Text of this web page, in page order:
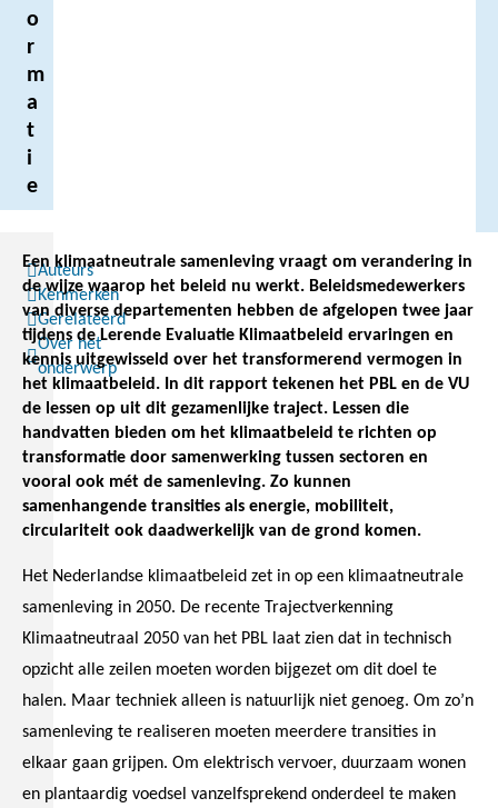
o
r
m
a
t
i
e
Auteurs
Kenmerken
Gerelateerd
Over het
onderwerp
Een klimaatneutrale samenleving vraagt om verandering in
de wijze waarop het beleid nu werkt. Beleidsmedewerkers
van diverse departementen hebben de afgelopen twee jaar
tijdens de Lerende Evaluatie Klimaatbeleid ervaringen en
kennis uitgewisseld over het transformerend vermogen in
het klimaatbeleid. In dit rapport tekenen het PBL en de VU
de lessen op uit dit gezamenlijke traject. Lessen die
handvatten bieden om het klimaatbeleid te richten op
transformatie door samenwerking tussen sectoren en
vooral ook mét de samenleving. Zo kunnen
samenhangende transities als energie, mobiliteit,
circulariteit ook daadwerkelijk van de grond komen.
Het Nederlandse klimaatbeleid zet in op een klimaatneutrale
samenleving in 2050. De recente Trajectverkenning
Klimaatneutraal 2050 van het PBL laat zien dat in technisch
opzicht alle zeilen moeten worden bijgezet om dit doel te
halen. Maar techniek alleen is natuurlijk niet genoeg. Om zo’n
samenleving te realiseren moeten meerdere transities in
elkaar gaan grijpen. Om elektrisch vervoer, duurzaam wonen
en plantaardig voedsel vanzelfsprekend onderdeel te maken